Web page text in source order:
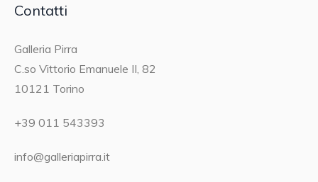
Contatti
Galleria Pirra
C.so Vittorio Emanuele II, 82
10121 Torino
+39 011 543393
info@galleriapirra.it